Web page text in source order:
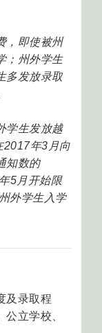
，即使被州
；州外学生
多发放录取
学生发放越
2017年3月向
知数的
5月开始限
外学生入学
及录取程
立学校、